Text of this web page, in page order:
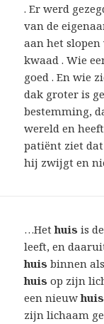
. Er werd
van de
aan het
kwaad . Wie
goed . En wie
dak groter is
bestemming,
wereld en
patiënt ziet
hij zwijgt en
…Hethuis is
leeft, en
huis binnen
huis op zijn
een nieuwhuis
zijn lichaam